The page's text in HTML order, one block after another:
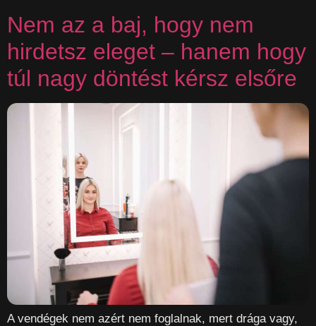
Nem az a baj, hogy nem
hirdetsz eleget – hanem hogy
túl nagy döntést kérsz elsőre
A vendégek nem azért nem foglalnak, mert drága vagy,